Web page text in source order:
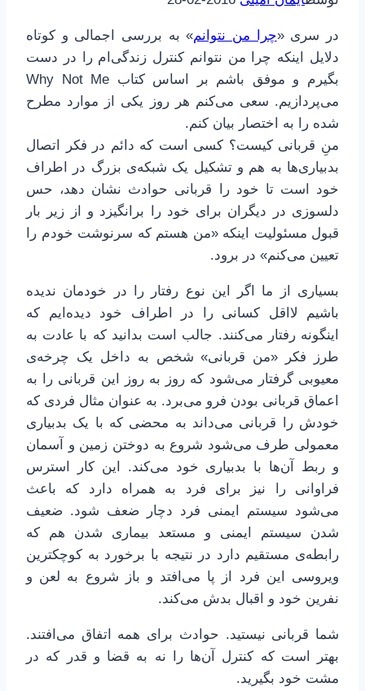
در سری «چرا من نتوانم» به بررسی اجمالی و کوتاه
دلایل اینکه چرا من نتوانم کنترل زندگی‌ام را در دست
بگیرم و موفق باشم بر اساس کتاب Why Not Me
می‌پردازیم. سعی می‌کنم هر روز یکی از موارد مطرح
شده را به اختصار بیان کنم.
منِ قربانی کیست؟ کسی است که دائم در فکر اتصال
بدبیاری‌ها به هم و تشکیل یک شبکه‌ی بزرگ در اطراف
خود است تا خود را قربانی حوادث نشان دهد، حس
دلسوزی در دیگران برای خود را برانگیزد و از زیر بار
قبول مسئولیت اینکه «من هستم که سرنوشت خودم را
تعیین می‌کنم» در برود.
بسیاری از ما اگر این نوع رفتار را در خودمان ندیده
باشیم لااقل کسانی را در اطراف خود دیده‌ایم که
اینگونه رفتار می‌کنند. جالب است بدانید که با عادت به
طرز فکر «من قربانی» شخص به داخل یک چرخه‌ی
معیوبی گرفتار می‌شود که روز به روز این قربانی را به
اعماق قربانی بودن فرو می‌برد. به عنوان مثال فردی که
خودش را قربانی می‌داند به محضی که با یک بدبیاری
معمولی طرف می‌شود شروع به دوختن زمین و آسمان
و ربط آن‌ها با بدبیاری خود می‌کند. این کار استرس
فراوانی را نیز برای فرد به همراه دارد که باعث
می‌شود سیستم ایمنی فرد دچار ضعف شود. ضعیف
شدن سیستم ایمنی و مستعد بیماری شدن هم که
رابطه‌ی مستقیم دارد در نتیجه با برخورد به کوچکترین
ویروسی این فرد از پا می‌افتد و باز شروع به لعن و
نفرین خود و اقبال بدش می‌کند.
شما قربانی نیستید. حوادث برای همه اتفاق می‌افتند.
بهتر است که کنترل آن‌ها را نه به قضا و قدر که در
مشت خود بگیرید.